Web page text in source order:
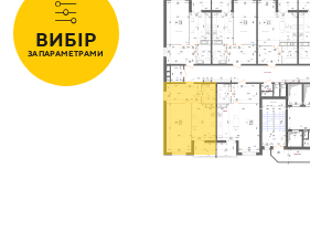
ВИБІР
ЗА ПАРАМЕТРАМИ